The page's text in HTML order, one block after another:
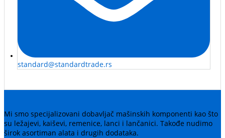
standard@standardtrade.rs
Mi smo specijalizovani dobavljač mašinskih komponenti kao što
su ležajevi, kaiševi, remenice, lanci i lančanici. Takođe nudimo
širok asortiman alata i drugih dodataka.